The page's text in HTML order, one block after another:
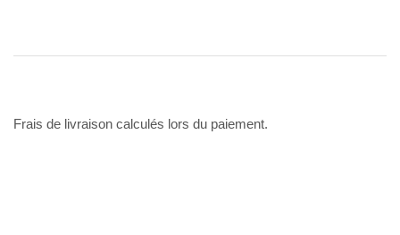
Frais de livraison calculés lors du paiement.